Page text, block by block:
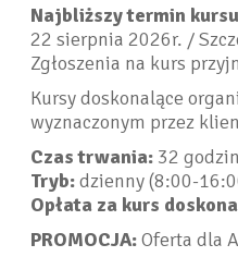
Najbliższy termin
22 sierpnia 2026r. /
Zgłoszenia na kurs
Kursy doskonalące
wyznaczonym przez
Czas trwania:32
Tryb:dzienny (8:00-
Opłata za kurs
PROMOCJA:Oferta dla